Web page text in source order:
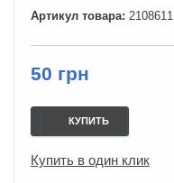
Артикул товара: 2108611
50 грн
КУПИТЬ
Купить в один клик